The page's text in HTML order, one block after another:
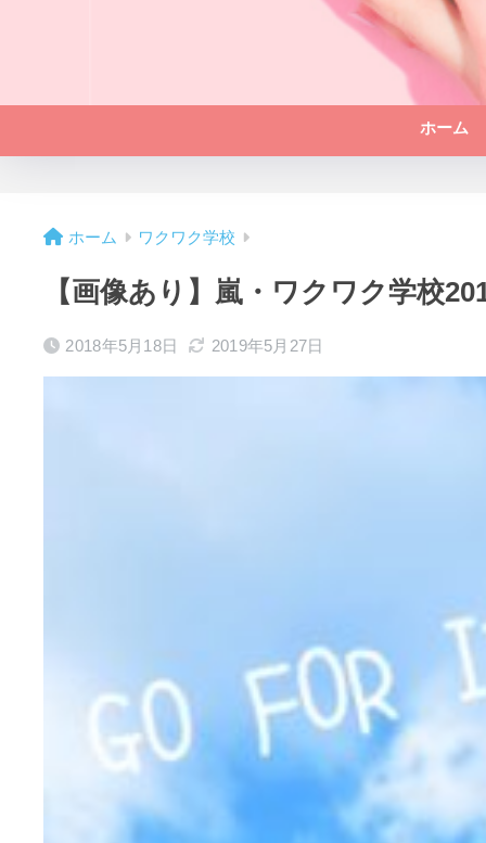
ホーム
ホーム ワクワク学校
【画像あり】嵐・ワクワク学校
2018年5月18日 2019年5月27日